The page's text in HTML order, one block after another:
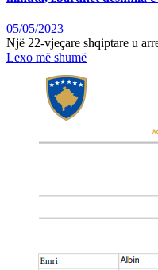
05/05/2023
Një 22-vjeçare shqiptare u
Lexo më shumë